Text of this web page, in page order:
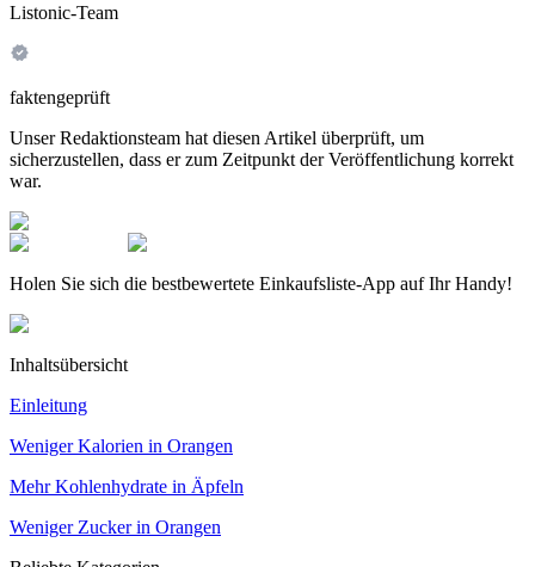
Listonic-Team
faktengeprüft
Unser Redaktionsteam hat diesen Artikel überprüft, um
sicherzustellen, dass er zum Zeitpunkt der Veröffentlichung korrekt
war.
Holen Sie sich die bestbewertete Einkaufsliste-App auf Ihr Handy!
Inhaltsübersicht
Einleitung
Weniger Kalorien in Orangen
Mehr Kohlenhydrate in Äpfeln
Weniger Zucker in Orangen